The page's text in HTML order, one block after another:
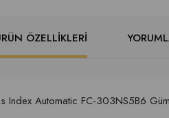
ÖZELLIKLERI
Index Automatic FC-303NS5B6